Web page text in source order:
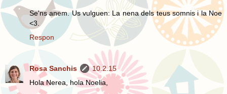
Se'ns anem. Us vulguen: La nena dels teus somnis i la Noe
<3.
Respon
Rosa Sanchis
10.2.15
Hola Nerea, hola Noelia,